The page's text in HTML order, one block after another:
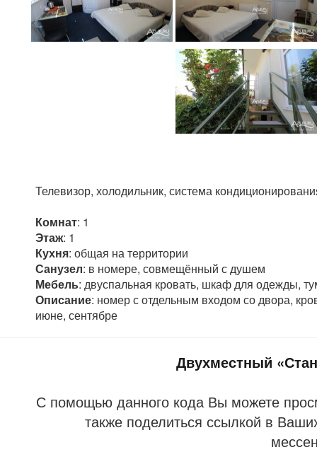
Телевизор, холодильник, система
Комнат: 1
Этаж: 1
Кухня: общая на территории
Санузел: в номере, совмещённый с душем
Мебель: двуспальная кровать, шкаф для одежды,
Описание: номер с отдельным входом со двора,
июне, сентябре
Двухместный
С помощью данного кода Вы можете
также поделиться ссылкой в